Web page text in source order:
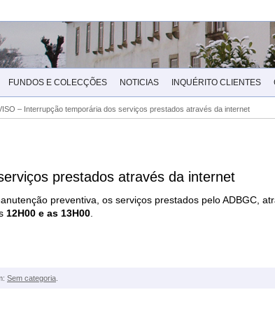
FUNDOS E COLECÇÕES NOTICIAS INQUÉRITO CLIENTES
– Interrupção temporária dos serviços prestados através da internet
prestados através da internet
preventiva, os serviços prestados pelo ADBGC,
12H00 e as 13H00
Sem categoria